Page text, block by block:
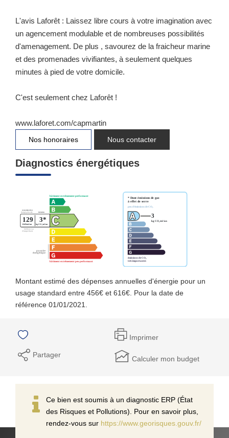
L'avis Laforêt : Laissez libre cours à votre imagination avec
un agencement modulable et de nombreuses possibilités
d'amenagement. De plus , savourez de la fraicheur marine
et des promenades vivifiantes, à seulement quelques
minutes à pied de votre domicile.
C'est seulement chez Laforêt !
www.laforet.com/capmartin
Nos honoraires Nous contacter
Diagnostics énergétiques
Montant estimé des dépenses annuelles d'énergie pour un
usage standard entre 456€ et 616€. Pour la date de
référence 01/01/2021.
Imprimer
Partager Calculer mon budget
Ce bien est soumis à un diagnostic ERP (État
des Risques et Pollutions). Pour en savoir plus,
rendez-vous sur https://www.georisques.gouv.fr/